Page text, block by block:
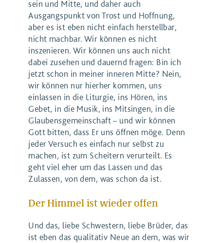
sein und Mitte, und daher auch
Ausgangspunkt von Trost und Hoffnung,
aber es ist eben nicht einfach herstellbar,
nicht machbar. Wir können es nicht
inszenieren. Wir können uns auch nicht
dabei zusehen und dauernd fragen: Bin ich
jetzt schon in meiner inneren Mitte? Nein,
wir können nur hierher kommen, uns
einlassen in die Liturgie, ins Hören, ins
Gebet, in die Musik, ins Mitsingen, in die
Glaubensgemeinschaft – und wir können
Gott bitten, dass Er uns öffnen möge. Denn
jeder Versuch es einfach nur selbst zu
machen, ist zum Scheitern verurteilt. Es
geht viel eher um das Lassen und das
Zulassen, von dem, was schon da ist.
Der Himmel ist wieder offen
Und das, liebe Schwestern, liebe Brüder, das
ist eben das qualitativ Neue an dem, was wir